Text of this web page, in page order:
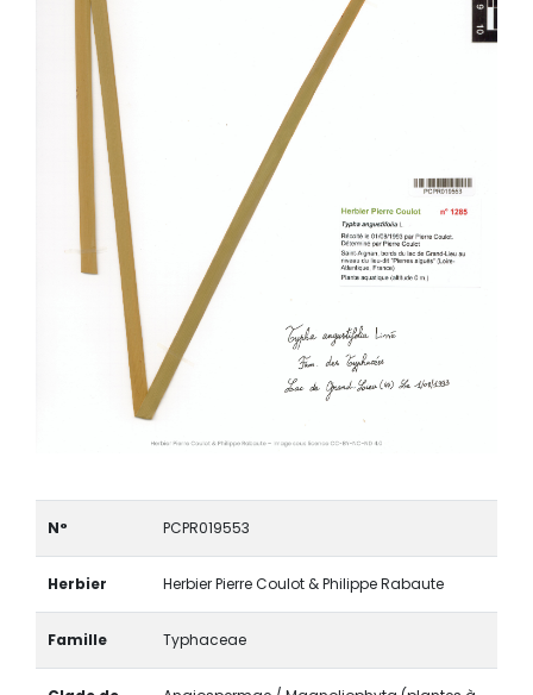
N° PCPR019553
Herbier Herbier Pierre Coulot & Philippe Rabaute
Famille Typhaceae